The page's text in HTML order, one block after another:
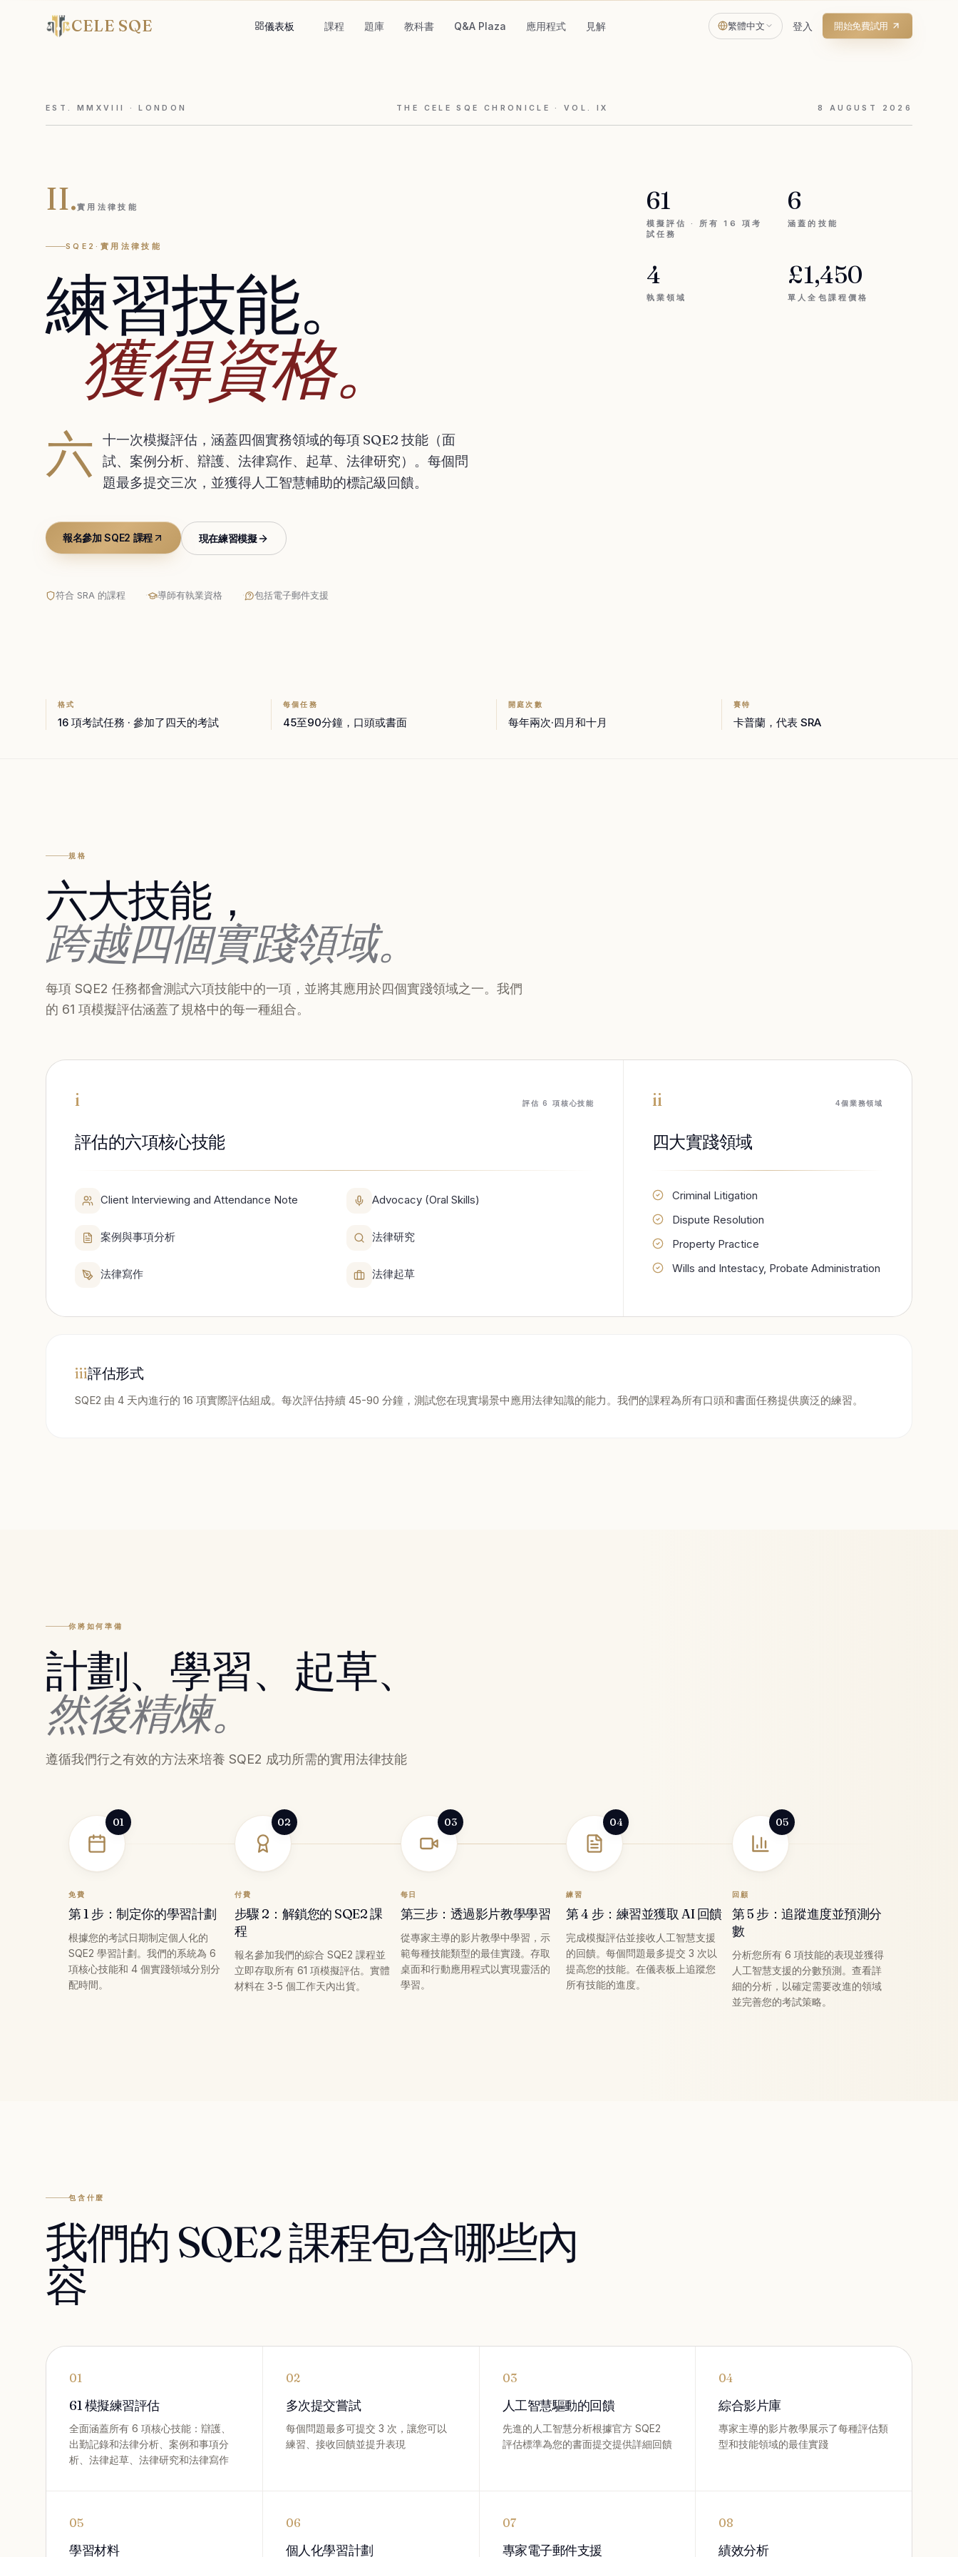
CELE SQE 儀表板 課程 題庫 教科書 Q&A Plaza 應用程式 見解 繁體中文 登入 開始免費試用
EST. MMXVIII · LONDON THE CELE SQE CHRONICLE · VOL. IX 8 AUGUST 2026
II.實用法律技能
SQE2·實用法律技能
練習技能。
獲得資格。
六 十一次模擬評估，涵蓋四個實務領域的每項 SQE2 技能（面
試、案例分析、辯護、法律寫作、起草、法律研究）。每個問
題最多提交三次，並獲得人工智慧輔助的標記級回饋。
報名參加 SQE2 課程 現在練習模擬
符合 SRA 的課程 · 導師有執業資格 · 包括電子郵件支援
61
模擬評估 · 所有 16 項考
試任務
6
涵蓋的技能
4
執業領域
£1,450
單人全包課程價格
格式
16 項考試任務 · 參加了四天的考試
每個任務
45至90分鐘，口頭或書面
開庭次數
每年兩次·四月和十月
賽特
卡普蘭，代表 SRA
規格
六大技能，
跨越四個實踐領域。
每項 SQE2 任務都會測試六項技能中的一項，並將其應用於四個實踐領域之一。我們
的 61 項模擬評估涵蓋了規格中的每一種組合。
i 評估 6 項核心技能
評估的六項核心技能
Client Interviewing and Attendance Note Advocacy (Oral Skills)
案例與事項分析 法律研究
法律寫作 法律起草
ii 4個業務領域
四大實踐領域
Criminal Litigation
Dispute Resolution
Property Practice
Wills and Intestacy, Probate Administration
iii評估形式
SQE2 由 4 天內進行的 16 項實際評估組成。每次評估持續 45-90 分鐘，測試您在現實場景中應用法律知識的能力。我們的課程為所有口頭和書面任務提供廣泛的練習。
你將如何準備
計劃、學習、起草、
然後精煉。
遵循我們行之有效的方法來培養 SQE2 成功所需的實用法律技能
01
免費
第 1 步：制定你的學習計劃
根據您的考試日期制定個人化的
SQE2 學習計劃。我們的系統為 6
項核心技能和 4 個實踐領域分別分
配時間。
02
付費
步驟 2：解鎖您的 SQE2 課
程
報名參加我們的綜合 SQE2 課程並
立即存取所有 61 項模擬評估。實體
材料在 3-5 個工作天內出貨。
03
每日
第三步：透過影片教學學習
從專家主導的影片教學中學習，示
範每種技能類型的最佳實踐。存取
桌面和行動應用程式以實現靈活的
學習。
04
練習
第 4 步：練習並獲取 AI 回饋
完成模擬評估並接收人工智慧支援
的回饋。每個問題最多提交 3 次以
提高您的技能。在儀表板上追蹤您
所有技能的進度。
05
回顧
第 5 步：追蹤進度並預測分
數
分析您所有 6 項技能的表現並獲得
人工智慧支援的分數預測。查看詳
細的分析，以確定需要改進的領域
並完善您的考試策略。
包含什麼
我們的 SQE2 課程包含哪些內
容
01
61 模擬練習評估
全面涵蓋所有 6 項核心技能：辯護、
出勤記錄和法律分析、案例和事項分
析、法律起草、法律研究和法律寫作
02
多次提交嘗試
每個問題最多可提交 3 次，讓您可以
練習、接收回饋並提升表現
03
人工智慧驅動的回饋
先進的人工智慧分析根據官方 SQE2
評估標準為您的書面提交提供詳細回饋
04
綜合影片庫
專家主導的影片教學展示了每種評估類
型和技能領域的最佳實踐
05
學習材料
06
個人化學習計劃
07
專家電子郵件支援
08
績效分析